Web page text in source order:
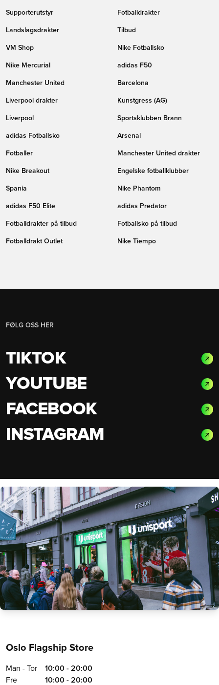
Supporterutstyr Fotballdrakter
Landslagsdrakter Tilbud
VM Shop Nike Fotballsko
Nike Mercurial adidas F50
Manchester United Barcelona
Liverpool drakter Kunstgress (AG)
Liverpool Sportsklubben Brann
adidas Fotballsko Arsenal
Fotballer Manchester United drakter
Nike Breakout Engelske fotballklubber
Spania Nike Phantom
adidas F50 Elite adidas Predator
Fotballdrakter på tilbud Fotballsko på tilbud
Fotballdrakt Outlet Nike Tiempo
FØLG OSS HER
TIKTOK
YOUTUBE
FACEBOOK
INSTAGRAM
Oslo Flagship Store
Man - Tor
10:00 - 20:00
Fre
10:00 - 20:00